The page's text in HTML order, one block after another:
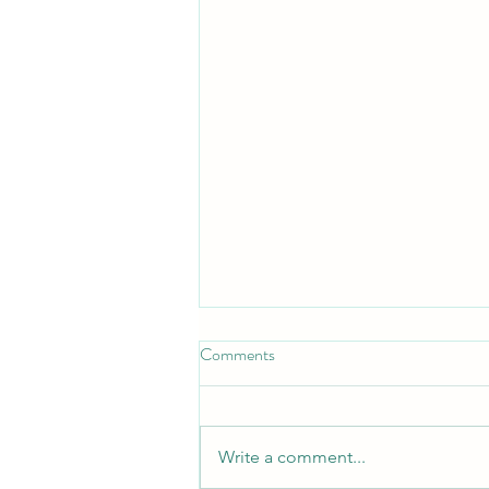
Comments
Write a comment...